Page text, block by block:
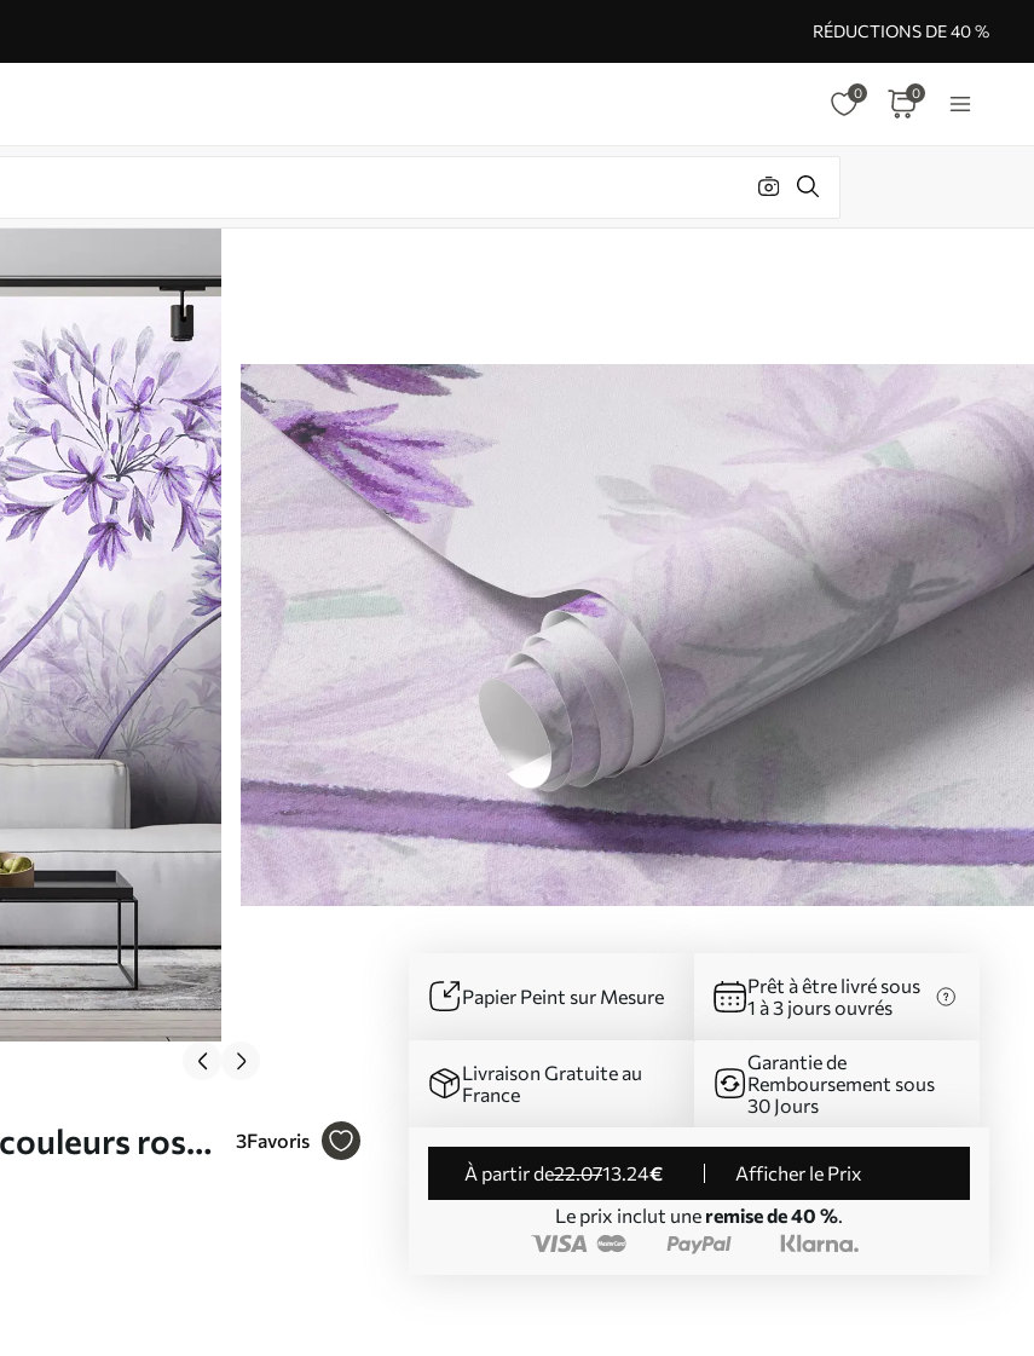
RÉDUCTIONS DE 40 %
0 0
roses
3Favoris
Papier Peint sur Mesure
Prêt à être livré sous
1 à 3 jours ouvrés
Livraison Gratuite au
France
Garantie de
Remboursement sous
30 Jours
à partir de22.0713.24€
Afficher le Prix
Le prix inclut une remise de 40 %.